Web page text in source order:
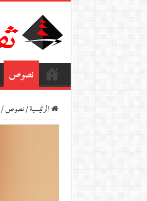
نصوص
الرئيسية/نصوص/